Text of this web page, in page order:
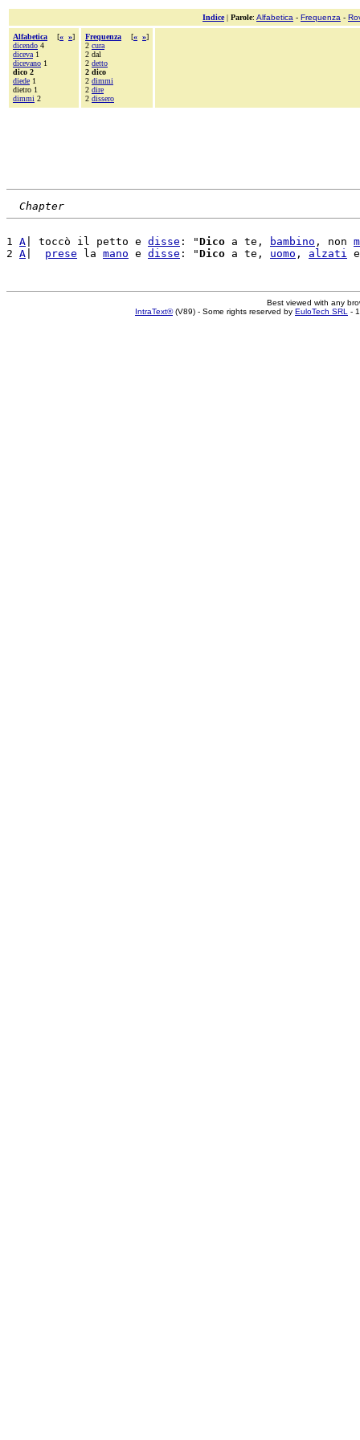
Indice| Parole: Alfabetica - Frequenza -
Alfabetica [« »]
dicendo 4
diceva 1
dicevano 1
dico 2
diede 1
dietro 1
dimmi 2
Frequenza [« »]
2 cura
2 dal
2 detto
2 dico
2 dimmi
2 dire
2 dissero
Chapter
1 A | toccò il petto e disse : "Dico a te, bambino , non
2 A prese la mano e disse : "Dico a te, uomo , alzati
Best viewed with any
IntraText®(V89) - Some rights reserved by EuloTech SRL -